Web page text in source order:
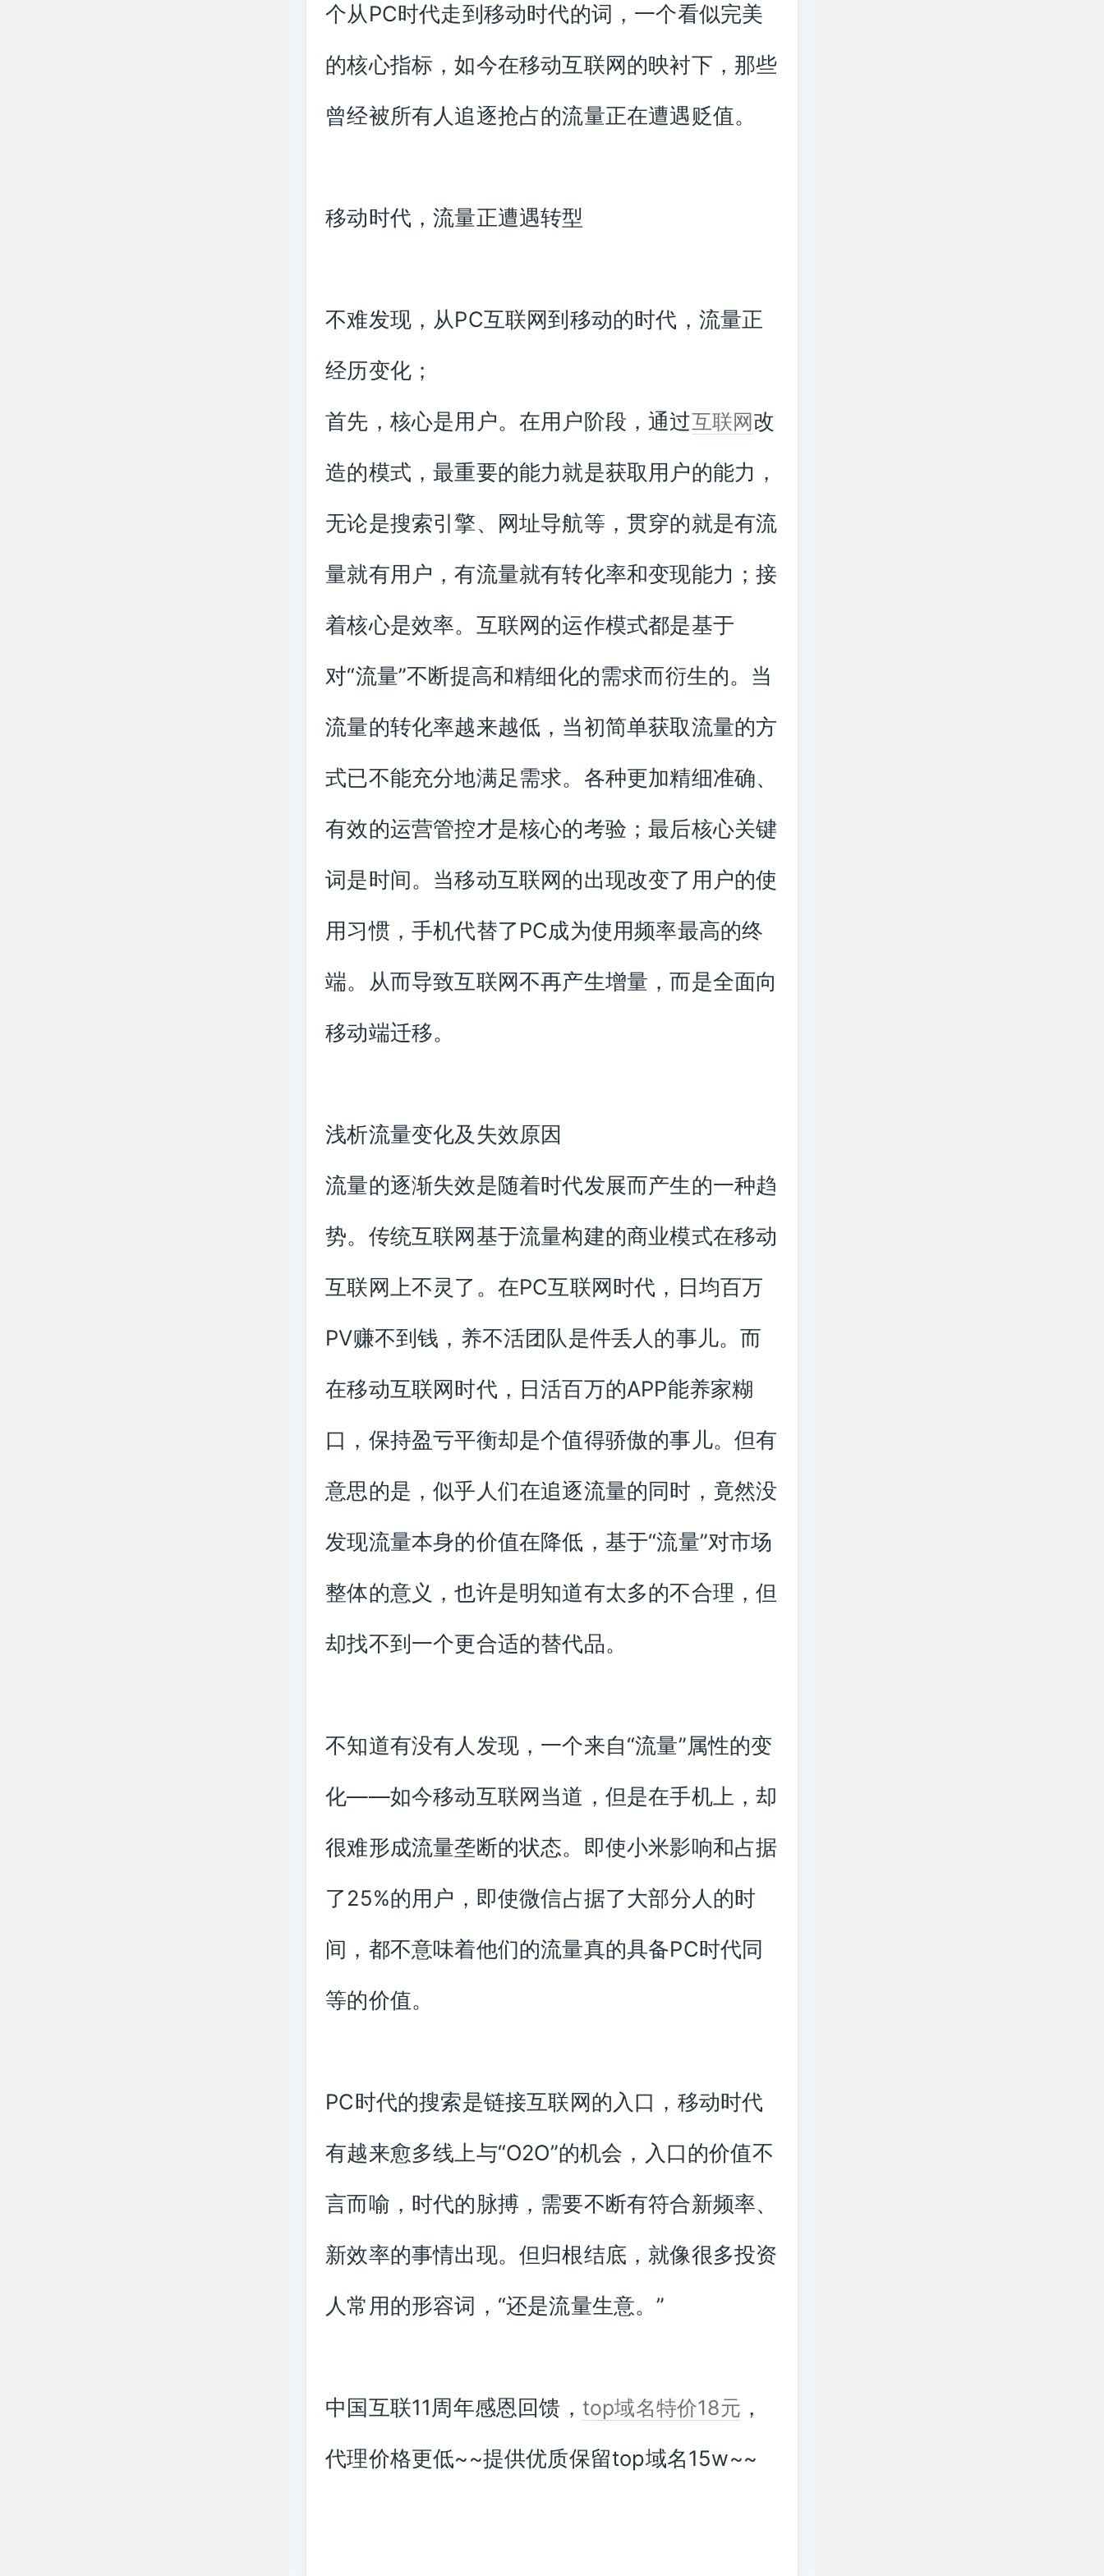
个从PC时代走到移动时代的词，一个看似完美
的核心指标，如今在移动互联网的映衬下，那些
曾经被所有人追逐抢占的流量正在遭遇贬值。
移动时代，流量正遭遇转型
不难发现，从PC互联网到移动的时代，流量正
经历变化；
首先，核心是用户。在用户阶段，通过互联网改
造的模式，最重要的能力就是获取用户的能力，
无论是搜索引擎、网址导航等，贯穿的就是有流
量就有用户，有流量就有转化率和变现能力；接
着核心是效率。互联网的运作模式都是基于
对“流量”不断提高和精细化的需求而衍生的。当
流量的转化率越来越低，当初简单获取流量的方
式已不能充分地满足需求。各种更加精细准确、
有效的运营管控才是核心的考验；最后核心关键
词是时间。当移动互联网的出现改变了用户的使
用习惯，手机代替了PC成为使用频率最高的终
端。从而导致互联网不再产生增量，而是全面向
移动端迁移。
浅析流量变化及失效原因
流量的逐渐失效是随着时代发展而产生的一种趋
势。传统互联网基于流量构建的商业模式在移动
互联网上不灵了。在PC互联网时代，日均百万
PV赚不到钱，养不活团队是件丢人的事儿。而
在移动互联网时代，日活百万的APP能养家糊
口，保持盈亏平衡却是个值得骄傲的事儿。但有
意思的是，似乎人们在追逐流量的同时，竟然没
发现流量本身的价值在降低，基于“流量”对市场
整体的意义，也许是明知道有太多的不合理，但
却找不到一个更合适的替代品。
不知道有没有人发现，一个来自“流量”属性的变
化——如今移动互联网当道，但是在手机上，却
很难形成流量垄断的状态。即使小米影响和占据
了25%的用户，即使微信占据了大部分人的时
间，都不意味着他们的流量真的具备PC时代同
等的价值。
PC时代的搜索是链接互联网的入口，移动时代
有越来愈多线上与“O2O”的机会，入口的价值不
言而喻，时代的脉搏，需要不断有符合新频率、
新效率的事情出现。但归根结底，就像很多投资
人常用的形容词，“还是流量生意。”
中国互联11周年感恩回馈， top域名特价18元 ，
代理价格更低~~提供优质保留top域名15w~~